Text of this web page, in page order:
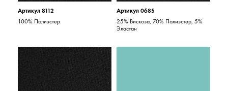
Артикул 8112
100% Полиэстер
Артикул 0685
25% Вискоза, 70% Полиэстер, 5%
Эластан